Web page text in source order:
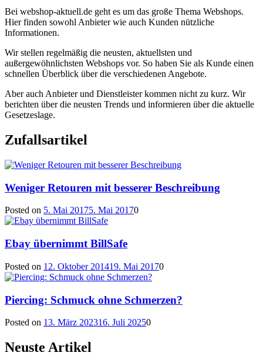
Bei webshop-aktuell.de geht es um das große Thema Webshops.
Hier finden sowohl Anbieter wie auch Kunden nützliche
Informationen.
Wir stellen regelmäßig die neusten, aktuellsten und
außergewöhnlichsten Webshops vor. So haben Sie als Kunde einen
schnellen Überblick über die verschiedenen Angebote.
Aber auch Anbieter und Dienstleister kommen nicht zu kurz. Wir
berichten über die neusten Trends und informieren über die aktuelle
Gesetzeslage.
Zufallsartikel
Weniger Retouren mit besserer Beschreibung
Posted on 5. Mai 20175. Mai 20170
Ebay übernimmt BillSafe
Posted on 12. Oktober 201419. Mai 20170
Piercing: Schmuck ohne Schmerzen?
Posted on 13. März 202316. Juli 20250
Neuste Artikel